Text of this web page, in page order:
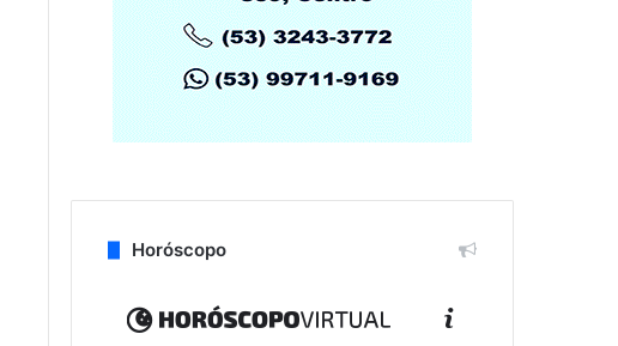
Horóscopo